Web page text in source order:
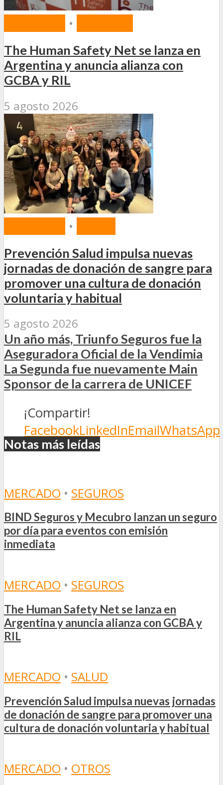
•
The Human Safety Net se lanza en
Argentina y anuncia alianza con
GCBA y RIL
5 agosto 2026
•
Prevención Salud impulsa nuevas
jornadas de donación de sangre para
promover una cultura de donación
voluntaria y habitual
5 agosto 2026
Un año más, Triunfo Seguros fue la
Aseguradora Oficial de la Vendimia
La Segunda fue nuevamente Main
Sponsor de la carrera de UNICEF
¡Compartir!
FacebookLinkedInEmailWhatsApp
Notas más leídas
MERCADO • SEGUROS
BIND Seguros y Mecubro lanzan un seguro
por día para eventos con emisión
inmediata
MERCADO • SEGUROS
The Human Safety Net se lanza en
Argentina y anuncia alianza con GCBA y
RIL
MERCADO • SALUD
Prevención Salud impulsa nuevas jornadas
de donación de sangre para promover una
cultura de donación voluntaria y habitual
MERCADO • OTROS